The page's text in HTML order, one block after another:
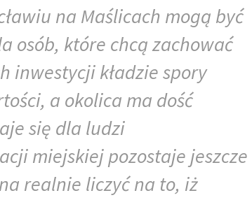
na Maślicach mogą być
osób, które chcą zachować
inwestycji kładzie spory
a okolica ma dość
się dla ludzi
miejskiej pozostaje jeszcze
realnie liczyć na to, iż